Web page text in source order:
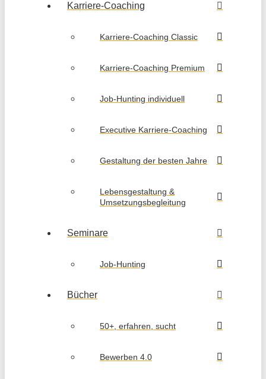
Karriere-Coaching
Karriere-Coaching Classic
Karriere-Coaching Premium
Job-Hunting individuell
Executive Karriere-Coaching
Gestaltung der besten Jahre
Lebensgestaltung &
Umsetzungsbegleitung
Seminare
Job-Hunting
Bücher
50+, erfahren, sucht
Bewerben 4.0